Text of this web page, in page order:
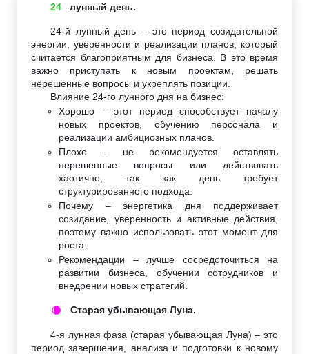
24 лунный день.
24-й лунный день – это период созидательной
энергии, уверенности и реализации планов, который
считается благоприятным для бизнеса. В это время
важно приступать к новым проектам, решать
нерешенные вопросы и укреплять позиции.
Влияние 24-го лунного дня на бизнес:
Хорошо – этот период способствует началу
новых проектов, обучению персонала и
реализации амбициозных планов.
Плохо – не рекомендуется оставлять
нерешенные вопросы или действовать
хаотично, так как день требует
структурированного подхода.
Почему – энергетика дня поддерживает
созидание, уверенность и активные действия,
поэтому важно использовать этот момент для
роста.
Рекомендации – лучше сосредоточиться на
развитии бизнеса, обучении сотрудников и
внедрении новых стратегий.
🌘 Старая убывающая Луна.
4-я лунная фаза (старая убывающая Луна) – это
период завершения, анализа и подготовки к новому